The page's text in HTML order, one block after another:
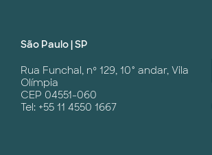
São Paulo | SP
Rua Funchal, nº 129, 10° andar, Vila
Olímpia
CEP 04551-060
Tel: +55 11 4550 1667